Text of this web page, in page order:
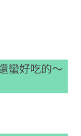
蠻好吃的～